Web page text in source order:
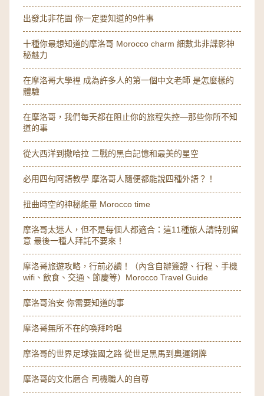
出發北非花園 你一定要知道的9件事
十種你最想知道的摩洛哥 Morocco charm 細數北非諜影神
秘魅力
在摩洛哥大學裡 成為許多人的第一個中文老師 是怎麼樣的
體驗
在摩洛哥，我們每天都在阻止你的旅程失控—那些你所不知
道的事
從大西洋到撒哈拉 二戰的黑白記憶和最美的星空
必用四句阿語教學 摩洛哥人隨便都能說四種外語？！
扭曲時空的神秘能量 Morocco time
摩洛哥太迷人，但不是每個人都適合：這11種旅人請特別留
意 最後一種人拜託不要來！
摩洛哥旅遊攻略，行前必讀！（內含自辦簽證、行程、手機
wifi、飲食、交通、節慶等）Morocco Travel Guide
摩洛哥治安 你需要知道的事
摩洛哥無所不在的喚拜吟唱
摩洛哥的世界足球強國之路 從世足黑馬到奧運銅牌
摩洛哥的文化磨合 司機職人的自尊